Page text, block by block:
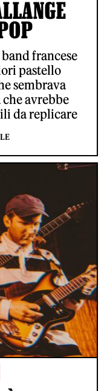
francese
pastello
sembrava
avrebbe
da replicare